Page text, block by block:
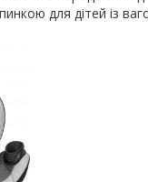
для дітей із